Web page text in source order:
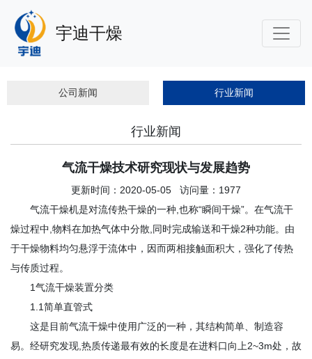
宇迪干燥
公司新闻 行业新闻
行业新闻
气流干燥技术研究现状与发展趋势
更新时间：2020-05-05 访问量：1977
气流干燥机是对流传热干燥的一种,也称“瞬间干燥”。在气流干
燥过程中,物料在加热气体中分散,同时完成输送和干燥2种功能。由
于干燥物料均匀悬浮于流体中，因而两相接触面积大，强化了传热
与传质过程。
1气流干燥装置分类
1.1简单直管式
这是目前气流干燥中使用广泛的一种，其结构简单、制造容
易。经研究发现,热质传递最有效的长度是在进料口向上2~3m处，故